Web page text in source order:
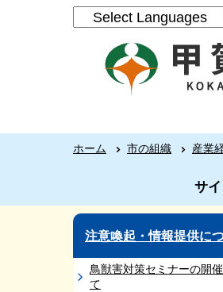
ホーム 市の組織 産業
サ
注意喚起・情報提供に
鳥獣害対策セミナーの開
て